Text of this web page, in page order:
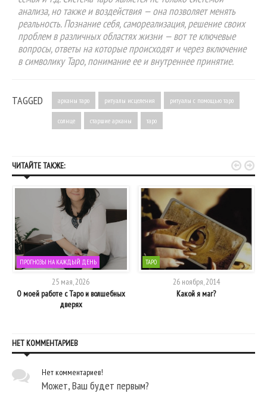
анализа, но также и воздействия — она позволяет менять
реальность. Познание себя, самореализация, решение своих
проблем в различных областях жизни — вот те ключевые
вопросы, ответы на которые происходят и через включение
в символику Таро, понимание ее и внутреннее принятие.
TAGGED арканы таро ритуалы исцеления ритуалы с помощью таро
солнце старшие арканы таро
ЧИТАЙТЕ ТАКЖЕ:
ПРОГНОЗЫ НА КАЖДЫЙ ДЕНЬ
25 мая, 2026
О моей работе с Таро и волшебных
дверях
ТАРО
26 ноября, 2014
Какой я маг?
 
НЕТ КОММЕНТАРИЕВ
Нет комментариев!
Может, Ваш будет первым?